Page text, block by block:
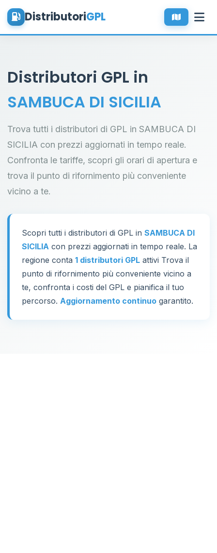
DistributoriGPL
Distributori GPL in
SAMBUCA DI SICILIA
Trova tutti i distributori di GPL in SAMBUCA DI
SICILIA con prezzi aggiornati in tempo reale.
Confronta le tariffe, scopri gli orari di apertura e
trova il punto di rifornimento più conveniente
vicino a te.
Scopri tutti i distributori di GPL in SAMBUCA DI
SICILIA con prezzi aggiornati in tempo reale. La
regione conta 1 distributori GPL attivi Trova il
punto di rifornimento più conveniente vicino a
te, confronta i costi del GPL e pianifica il tuo
percorso. Aggiornamento continuo garantito.